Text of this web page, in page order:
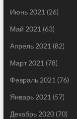
Июнь 2021 (26)
Май 2021 (63)
Апрель 2021 (82)
Март 2021 (78)
Февраль 2021 (76)
Январь 2021 (57)
Декабрь 2020(70)